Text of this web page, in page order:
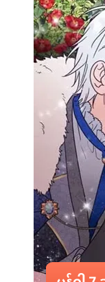
အချိန်ဇယား
ဆက်လက်
ကြည့်ရှု